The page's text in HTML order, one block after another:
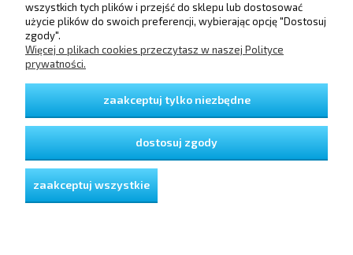
DOSTAWA I PŁATNOŚCI
GWARANCJA I ZWROTY
O FIRMIE
wszystkich tych plików i przejść do sklepu lub dostosować
użycie plików do swoich preferencji, wybierając opcję "Dostosuj
zgody".
Więcej o plikach cookies przeczytasz w naszej Polityce
prywatności.
zaakceptuj tylko niezbędne
dostosuj zgody
zaakceptuj wszystkie